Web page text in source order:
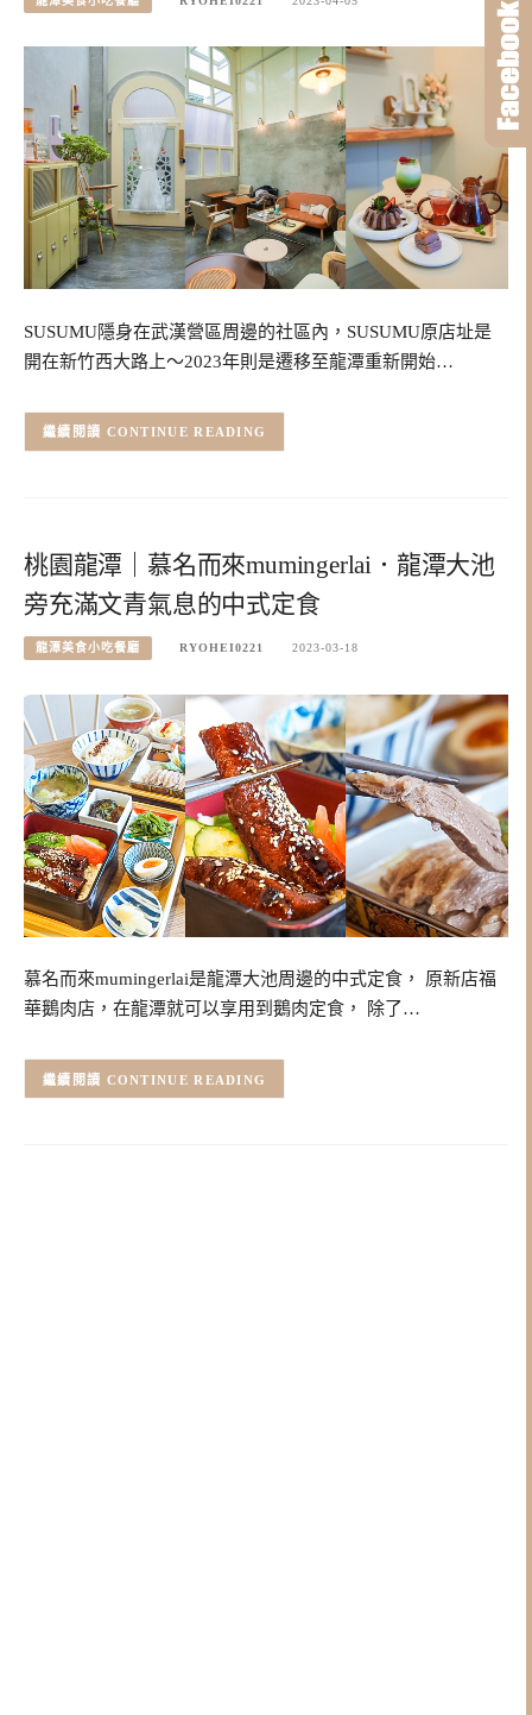
SUSUMU隱身在武漢營區周邊的社區內，SUSUMU原店址是
開在新竹西大路上～2023年則是遷移至龍潭重新開始…
CONTINUE READING
桃園龍潭｜慕名而來mumingerlai．龍潭大池
旁充滿文青氣息的中式定食
龍潭美食小吃餐廳 RYOHEI0221 2023-03-18
慕名而來mumingerlai是龍潭大池周邊的中式定食， 原新店福
華鵝肉店，在龍潭就可以享用到鵝肉定食， 除了…
CONTINUE READING